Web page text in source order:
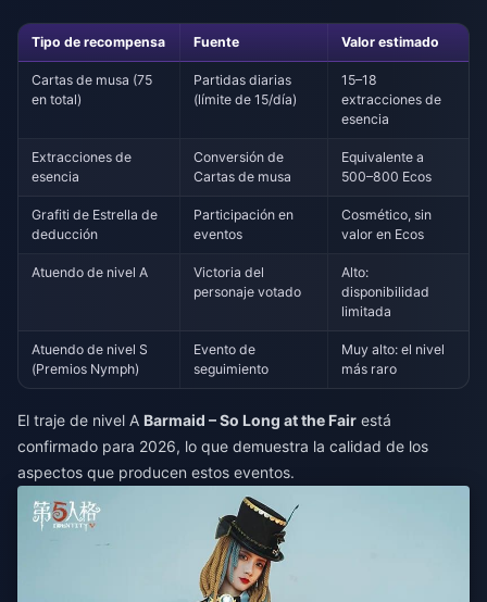
Tipo de recompensa Fuente Valor estimado
Cartas de musa (75
en total)
Partidas diarias
(límite de 15/día)
15–18
extracciones de
esencia
Extracciones de
esencia
Conversión de
Cartas de musa
Equivalente a
500–800 Ecos
Grafiti de Estrella de
deducción
Participación en
eventos
Cosmético, sin
valor en Ecos
Atuendo de nivel A
Victoria del
personaje votado
Alto:
disponibilidad
limitada
Atuendo de nivel S
(Premios Nymph)
Evento de
seguimiento
Muy alto: el nivel
más raro
El traje de nivel A Barmaid – So Long at the Fair está
confirmado para 2026, lo que demuestra la calidad de los
aspectos que producen estos eventos.